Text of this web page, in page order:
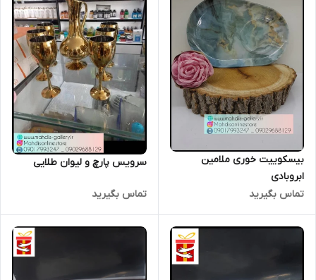
بیسکوییت خوری ملامین
ابروبادی
تماس بگیرید
سرویس پارچ و لیوان طلایی
تماس بگیرید